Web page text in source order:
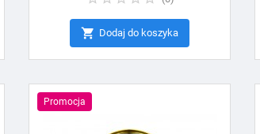
 Dodaj do koszyka
Promocja